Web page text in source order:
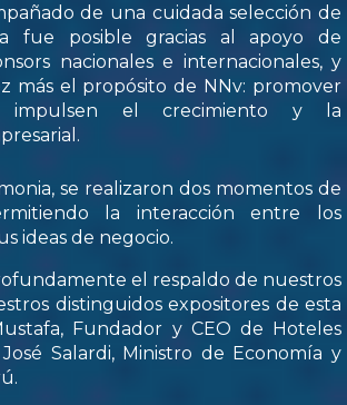
de una cuidada selección de
fue posible gracias al apoyo de
nacionales e internacionales, y
más el propósito de NNv: promover
impulsen el crecimiento y la
se realizaron dos momentos de
la interacción entre los
ideas de negocio.
el respaldo de nuestros
distinguidos expositores de esta
Fundador y CEO de Hoteles
Salardi, Ministro de Economía y